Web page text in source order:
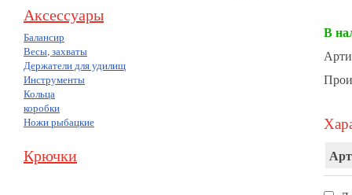
Аксессуары
Балансир
Весы, захваты
Держатели для удилищ
Инструменты
Кольца
коробки
Ножи рыбацкие
Крючки
В